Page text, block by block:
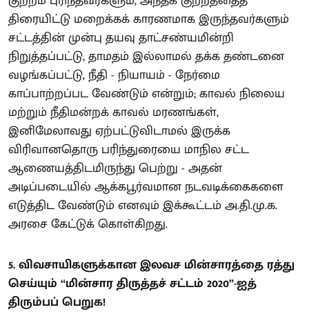
திரையிட்டு மறைக்கக் காரணமாக இருந்தவர்களும்
சட்டத்தின் முன்பு தயவு தாட்சண்யமின்றி
நிறுத்தப்பட்டு, தாமதம் இல்லாமல் தக்க தண்டனை
வழங்கப்பட்டு, நீதி - நியாயம் - நேர்மை
காப்பாற்றப்பட வேண்டும் என்றும்; காவல் நிலைய
மற்றும் நீதிமன்றக் காவல் மரணங்கள்,
இனிமேலாவது ஏற்பட்டுவிடாமல் இருக்க
விரிவானதொரு பரிந்துரையை மாநில சட்ட
ஆணையத்திடமிருந்து பெற்று - அதன்
அடிப்படையில் ஆக்கபூர்வமான நடவடிக்கைகளை
எடுத்திட வேண்டும் எனவும் இக்கூட்டம் அ.தி.மு.க.
அரசை கேட்டுக் கொள்கிறது.
5. விவசாயிகளுக்கான இலவச மின்சாரத்தை ரத்து
செய்யும் “மின்சார திருத்தச் சட்டம் 2020”-ஐத்
திரும்பப் பெறுக!